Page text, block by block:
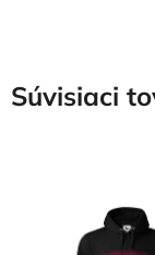
Súvisiaci